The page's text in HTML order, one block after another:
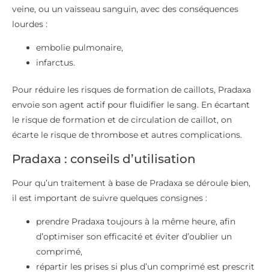
veine, ou un vaisseau sanguin, avec des conséquences
lourdes :
embolie pulmonaire,
infarctus.
Pour réduire les risques de formation de caillots, Pradaxa
envoie son agent actif pour fluidifier le sang. En écartant
le risque de formation et de circulation de caillot, on
écarte le risque de thrombose et autres complications.
Pradaxa : conseils d’utilisation
Pour qu’un traitement à base de Pradaxa se déroule bien,
il est important de suivre quelques consignes :
prendre Pradaxa toujours à la même heure, afin
d’optimiser son efficacité et éviter d’oublier un
comprimé,
répartir les prises si plus d’un comprimé est prescrit